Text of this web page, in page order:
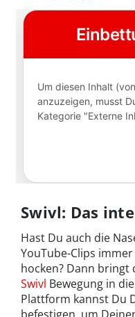
Swivl: Das
Hast Du auch die
YouTube-Clips
hocken? Dann bringt
Swivl Bewegung in
Plattform kannst Du